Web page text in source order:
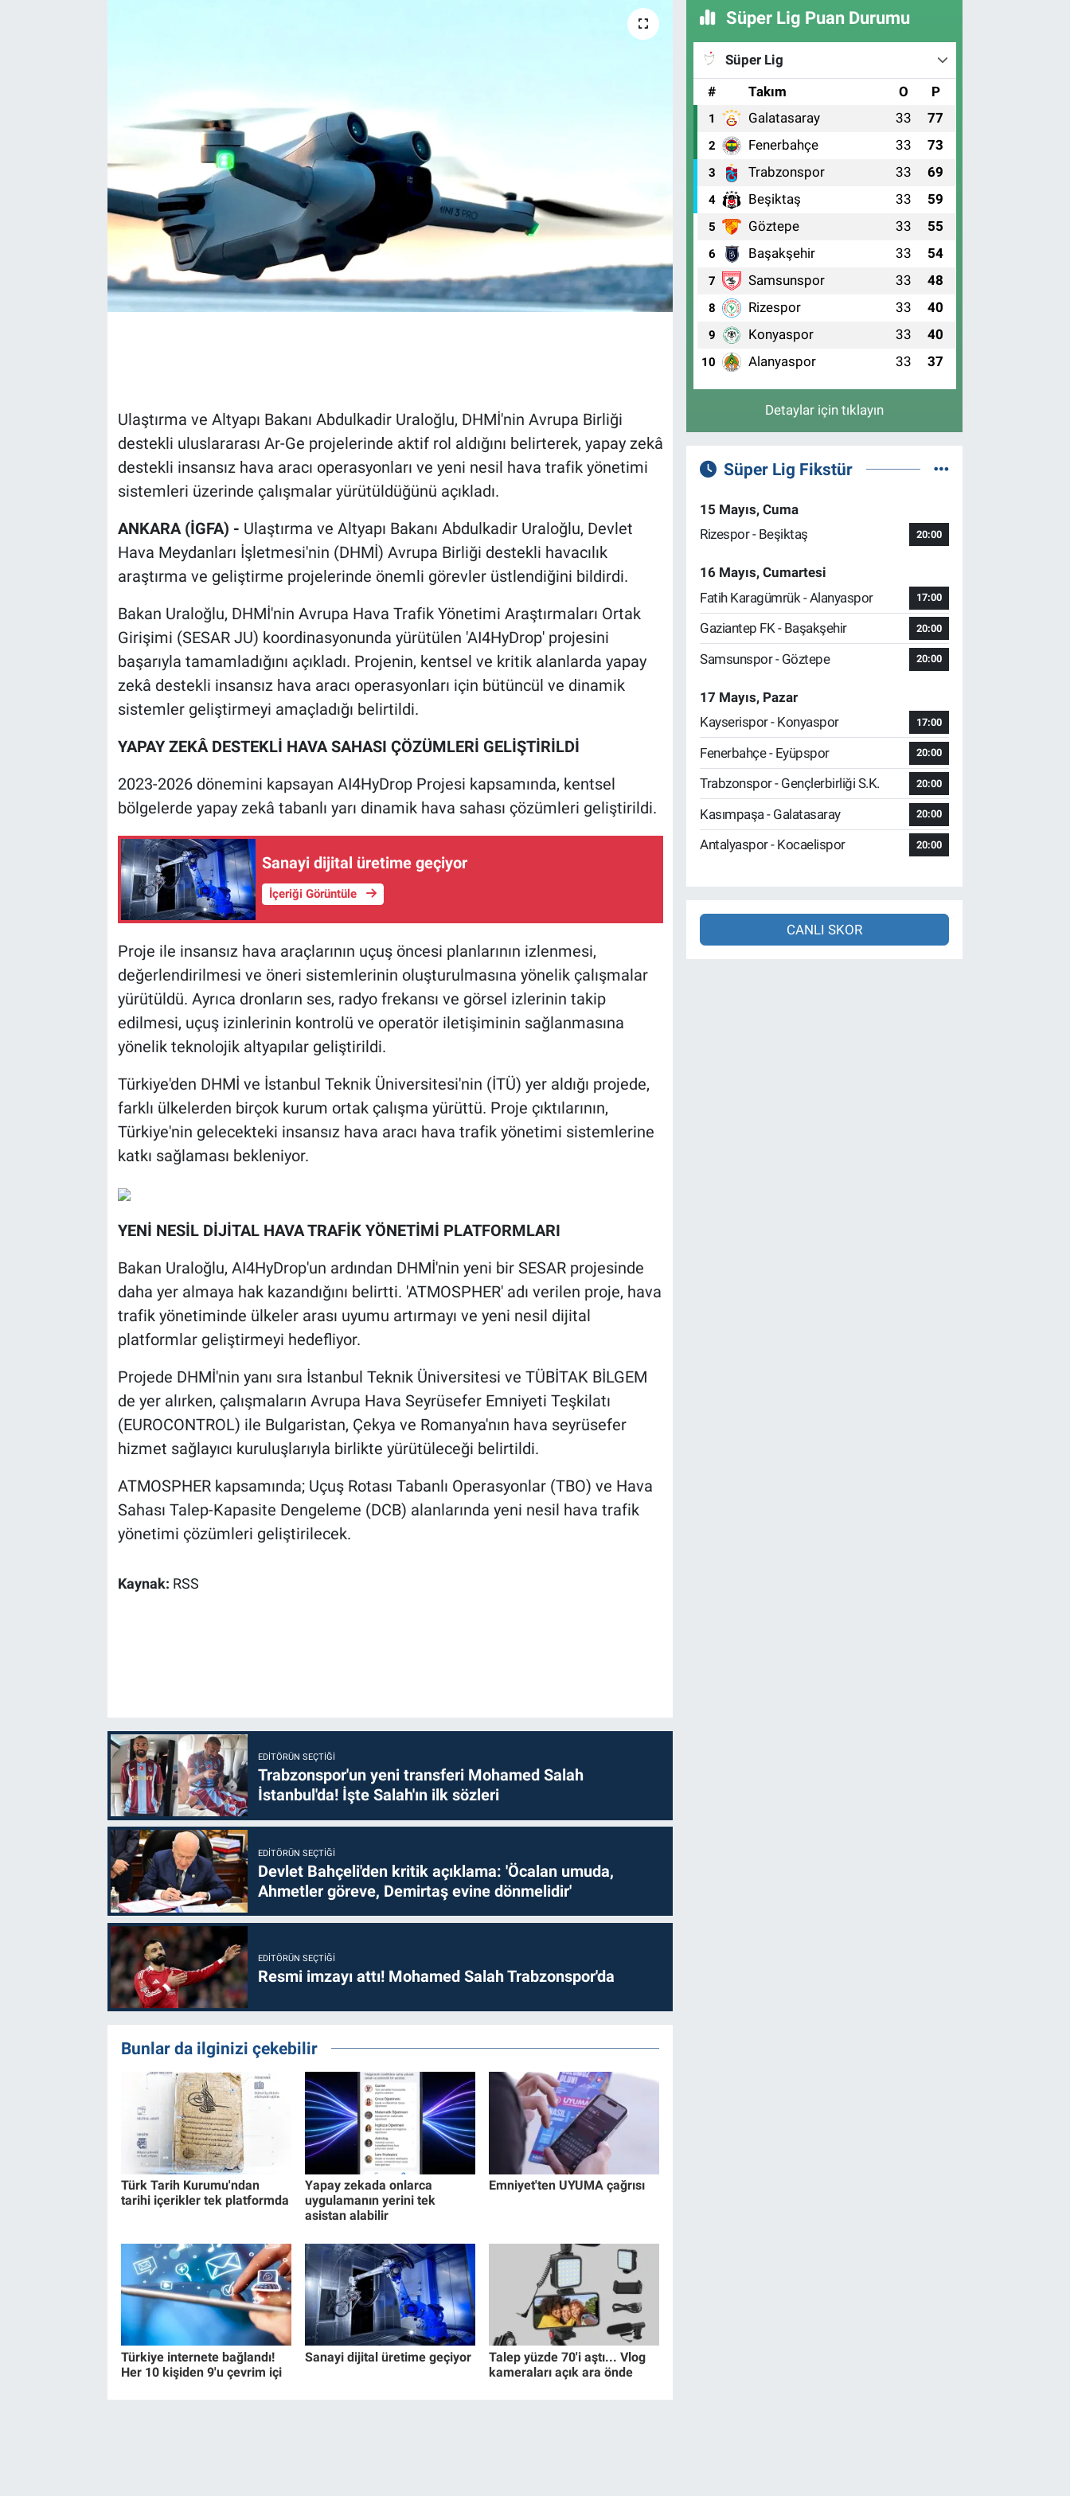
Ulaştırma ve Altyapı Bakanı Abdulkadir Uraloğlu, DHMİ'nin Avrupa Birliği
destekli uluslararası Ar-Ge projelerinde aktif rol aldığını belirterek, yapay zekâ
destekli insansız hava aracı operasyonları ve yeni nesil hava trafik yönetimi
sistemleri üzerinde çalışmalar yürütüldüğünü açıkladı.
ANKARA (İGFA) - Ulaştırma ve Altyapı Bakanı Abdulkadir Uraloğlu, Devlet
Hava Meydanları İşletmesi'nin (DHMİ) Avrupa Birliği destekli havacılık
araştırma ve geliştirme projelerinde önemli görevler üstlendiğini bildirdi.
Bakan Uraloğlu, DHMİ'nin Avrupa Hava Trafik Yönetimi Araştırmaları Ortak
Girişimi (SESAR JU) koordinasyonunda yürütülen 'AI4HyDrop' projesini
başarıyla tamamladığını açıkladı. Projenin, kentsel ve kritik alanlarda yapay
zekâ destekli insansız hava aracı operasyonları için bütüncül ve dinamik
sistemler geliştirmeyi amaçladığı belirtildi.
YAPAY ZEKÂ DESTEKLİ HAVA SAHASI ÇÖZÜMLERİ GELİŞTİRİLDİ
2023-2026 dönemini kapsayan AI4HyDrop Projesi kapsamında, kentsel
bölgelerde yapay zekâ tabanlı yarı dinamik hava sahası çözümleri geliştirildi.
Sanayi dijital üretime geçiyor
İçeriği Görüntüle
Proje ile insansız hava araçlarının uçuş öncesi planlarının izlenmesi,
değerlendirilmesi ve öneri sistemlerinin oluşturulmasına yönelik çalışmalar
yürütüldü. Ayrıca dronların ses, radyo frekansı ve görsel izlerinin takip
edilmesi, uçuş izinlerinin kontrolü ve operatör iletişiminin sağlanmasına
yönelik teknolojik altyapılar geliştirildi.
Türkiye'den DHMİ ve İstanbul Teknik Üniversitesi'nin (İTÜ) yer aldığı projede,
farklı ülkelerden birçok kurum ortak çalışma yürüttü. Proje çıktılarının,
Türkiye'nin gelecekteki insansız hava aracı hava trafik yönetimi sistemlerine
katkı sağlaması bekleniyor.
YENİ NESİL DİJİTAL HAVA TRAFİK YÖNETİMİ PLATFORMLARI
Bakan Uraloğlu, AI4HyDrop'un ardından DHMİ'nin yeni bir SESAR projesinde
daha yer almaya hak kazandığını belirtti. 'ATMOSPHER' adı verilen proje, hava
trafik yönetiminde ülkeler arası uyumu artırmayı ve yeni nesil dijital
platformlar geliştirmeyi hedefliyor.
Projede DHMİ'nin yanı sıra İstanbul Teknik Üniversitesi ve TÜBİTAK BİLGEM
de yer alırken, çalışmaların Avrupa Hava Seyrüsefer Emniyeti Teşkilatı
(EUROCONTROL) ile Bulgaristan, Çekya ve Romanya'nın hava seyrüsefer
hizmet sağlayıcı kuruluşlarıyla birlikte yürütüleceği belirtildi.
ATMOSPHER kapsamında; Uçuş Rotası Tabanlı Operasyonlar (TBO) ve Hava
Sahası Talep-Kapasite Dengeleme (DCB) alanlarında yeni nesil hava trafik
yönetimi çözümleri geliştirilecek.
Kaynak: RSS
EDITÖRÜN SEÇTIĞI
Trabzonspor'un yeni transferi Mohamed Salah
İstanbul'da! İşte Salah'ın ilk sözleri
EDITÖRÜN SEÇTIĞI
Devlet Bahçeli'den kritik açıklama: 'Öcalan umuda,
Ahmetler göreve, Demirtaş evine dönmelidir'
EDITÖRÜN SEÇTIĞI
Resmi imzayı attı! Mohamed Salah Trabzonspor'da
Bunlar da ilginizi çekebilir
Türk Tarih Kurumu'ndan
tarihi içerikler tek platformda
Yapay zekada onlarca
uygulamanın yerini tek
asistan alabilir
Emniyet'ten UYUMA çağrısı
Türkiye internete bağlandı!
Her 10 kişiden 9'u çevrim içi
Sanayi dijital üretime geçiyor
Talep yüzde 70'i aştı... Vlog
kameraları açık ara önde
Süper Lig Puan Durumu
Süper Lig
#
Takım O P
1 Galatasaray 33 77
2 Fenerbahçe 33 73
3 Trabzonspor 33 69
4 Beşiktaş 33 59
5 Göztepe 33 55
6 Başakşehir 33 54
7 Samsunspor 33 48
8 Rizespor 33 40
9 Konyaspor 33 40
10 Alanyaspor 33 37
Detaylar için tıklayın
Süper Lig Fikstür
15 Mayıs, Cuma
Rizespor - Beşiktaş
20:00
16 Mayıs, Cumartesi
Fatih Karagümrük - Alanyaspor
17:00
Gaziantep FK - Başakşehir 20:00
Samsunspor - Göztepe 20:00
17 Mayıs, Pazar
Kayserispor - Konyaspor
17:00
Fenerbahçe - Eyüpspor 20:00
Trabzonspor - Gençlerbirliği S.K. 20:00
Kasımpaşa - Galatasaray 20:00
Antalyaspor - Kocaelispor 20:00
CANLI SKOR